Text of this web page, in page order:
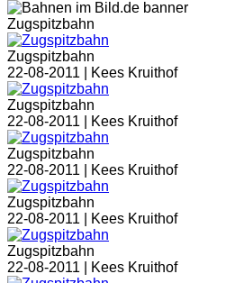
Zugspitzbahn
Zugspitzbahn
22-08-2011 |
Kees Kruithof
Zugspitzbahn
22-08-2011 |
Kees Kruithof
Zugspitzbahn
22-08-2011 |
Kees Kruithof
Zugspitzbahn
22-08-2011 |
Kees Kruithof
Zugspitzbahn
22-08-2011 |
Kees Kruithof